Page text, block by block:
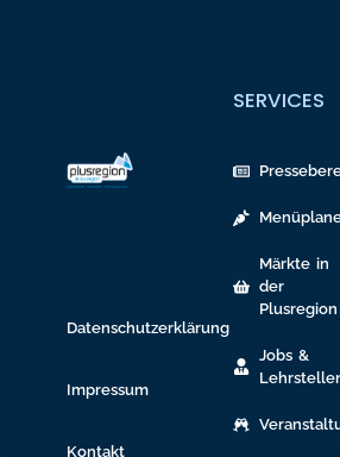
Datenschutzerklärung
Impressum
Kontakt
SERVICES
Märkte in
der
Plusregion
Jobs &